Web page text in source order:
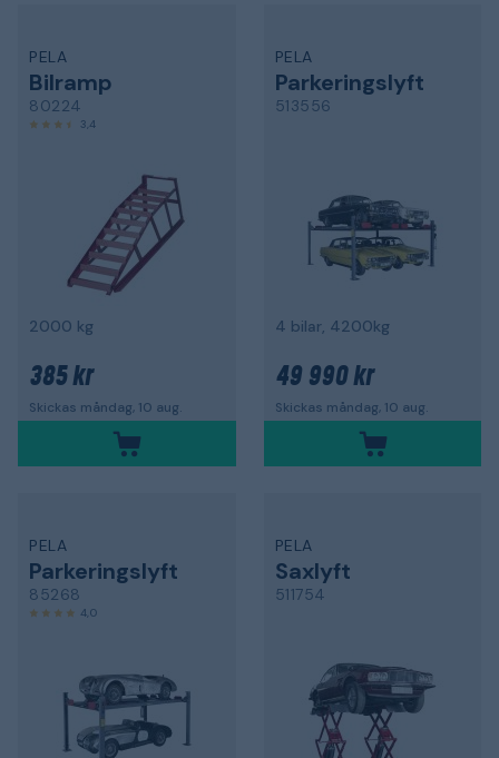
PELA
Bilramp
80224
3,4
2000 kg
385 kr
Skickas måndag, 10 aug.
PELA
Parkeringslyft
513556
4 bilar, 4200kg
49 990 kr
Skickas måndag, 10 aug.
PELA
Parkeringslyft
85268
4,0
PELA
Saxlyft
511754